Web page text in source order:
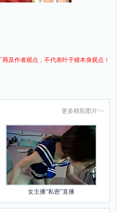
及作者观点，不代表叶子猪本身观点！
更多精彩图片>>
女主播“私密”直播